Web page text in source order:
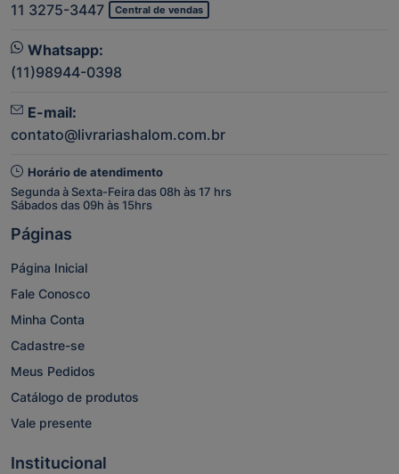
11 3275-3447
Central de vendas
Whatsapp:
(11)98944-0398
E-mail:
contato@livrariashalom.com.br
Horário de atendimento
Segunda à Sexta-Feira das 08h às 17 hrs
Sábados das 09h às 15hrs
Páginas
Página Inicial
Fale Conosco
Minha Conta
Cadastre-se
Meus Pedidos
Catálogo de produtos
Vale presente
Institucional